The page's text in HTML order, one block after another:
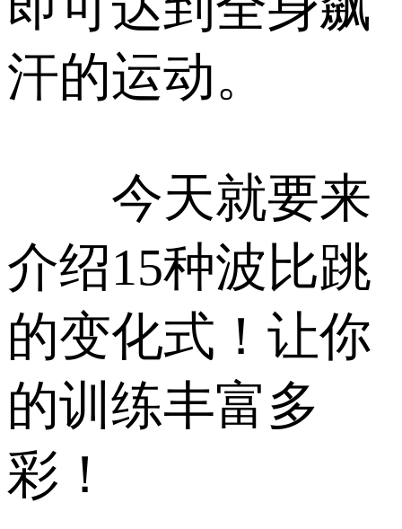
汗的运动。
今天就要来
介绍15种波比跳
的变化式！让你
的训练丰富多
彩！